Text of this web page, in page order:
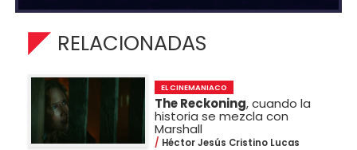
RELACIONADAS
EL CINEMANIACO
The Reckoning, cuando la
historia se mezcla con
Marshall
Héctor Jesús Cristino Lucas